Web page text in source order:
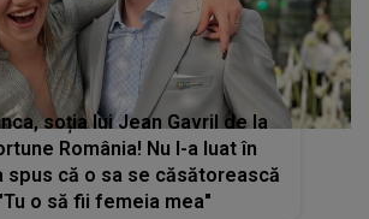
soția lui Jean Gavril de la
România! Nu l-a luat în
spus că o sa se căsătorească
o să fii femeia mea"